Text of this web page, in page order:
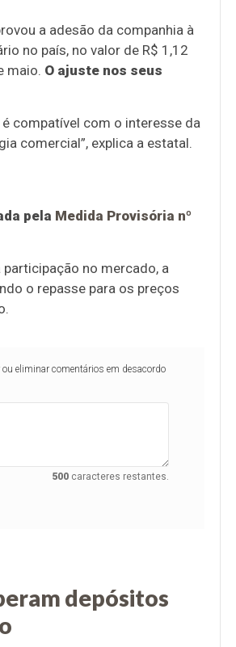
a adesão da companhia à
no país, no valor de R$ 1,12
maio. O ajuste nos seus
compatível com o interesse da
comercial”, explica a estatal.
pela Medida Provisória nº
no mercado, a
o repasse para os preços
eliminar comentários em desacordo
500caracteres restantes.
depósitos